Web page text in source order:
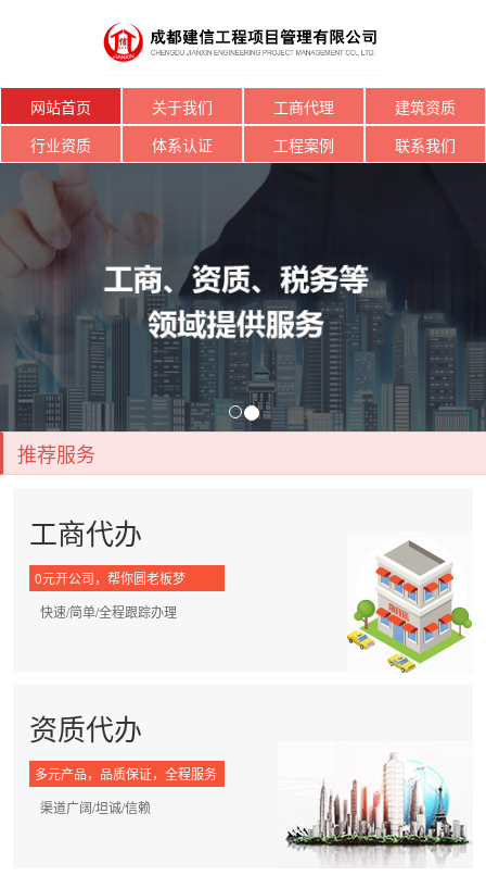
网站首页 关于我们 工商代理
建筑资质
行业资质
体系认证 工程案例 联系我们
推荐服务
工商代办
0元开公司，帮你圆老板梦
快速/简单/全程跟踪办理
资质代办
多元产品，品质保证，全程服务
渠道广阔/坦诚/信赖